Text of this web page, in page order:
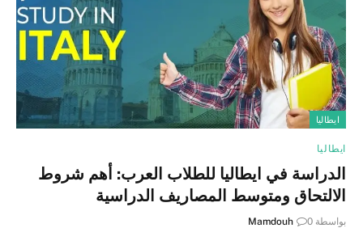
ايطاليا
ايطاليا
الدراسة في ايطاليا للطلاب العرب: أهم شروط
الالتحاق ومتوسط المصاريف الدراسية
بواسطة Mamdouh 0